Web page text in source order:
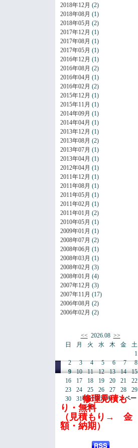
2018年12月 (2)
2018年08月 (1)
2018年05月 (2)
2017年12月 (1)
2017年08月 (1)
2017年05月 (1)
2016年12月 (1)
2016年08月 (2)
2016年04月 (1)
2016年02月 (2)
2015年12月 (1)
2015年11月 (1)
2014年09月 (1)
2014年04月 (1)
2013年12月 (1)
2013年08月 (2)
2013年07月 (1)
2013年04月 (1)
2012年04月 (1)
2011年12月 (1)
2011年08月 (1)
2011年05月 (1)
2011年02月 (1)
2011年01月 (2)
2010年05月 (1)
2009年01月 (1)
2008年07月 (2)
2008年06月 (1)
2008年03月 (1)
2008年02月 (3)
2008年01月 (4)
2007年12月 (3)
2007年11月 (17)
2006年08月 (2)
2006年02月 (2)
<< 2026.08 >>
日
2
9
16
23
30
月
3
10
17
24
31
火
4
11
18
25
水
5
12
19
26
木
6
13
20
27
金
7
14
21
28
土
1
8
15
22
29
時計復活キャンペー
ン中
修理見積も
り・無料
（見積もり→ 金
額・納期）